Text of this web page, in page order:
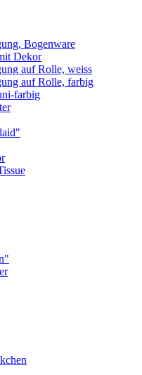
Bogenware
Dekor
auf Rolle, weiss
auf Rolle, farbig
farbig